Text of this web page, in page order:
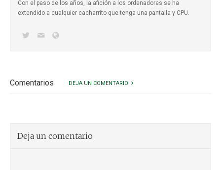
Con el paso de los años, la afición a los ordenadores se ha
extendido a cualquier cacharrito que tenga una pantalla y CPU.
Comentarios DEJA UN COMENTARIO
Deja un comentario